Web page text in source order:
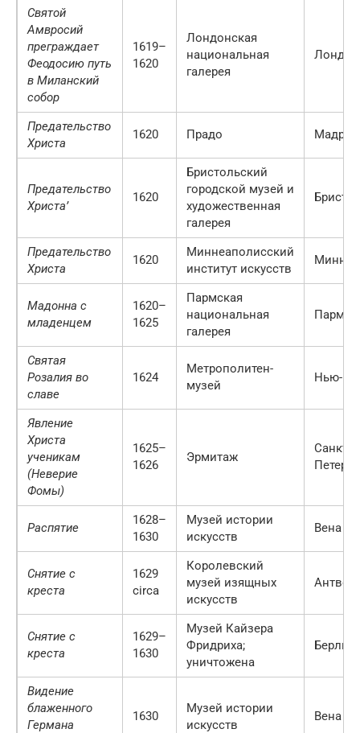
Святой
Амвросий
преграждает
Феодосию путь
в Миланский
собор
1619–
1620
Лондонская
национальная
галерея
Лондон
Предательство
Христа
1620 Прадо Мадрид
Предательство
Христа’
1620
Бристольский
городской музей и
художественная
галерея
Предательство
Христа
1620
Миннеаполисский
институт искусств
Мадонна с
младенцем
1620–
1625
Пармская
национальная
галерея
Парма
Святая
Розалия во
славе
1624
Метрополитен-
музей
Нью-
Явление
Христа
ученикам
(Неверие
Фомы)
1625–
1626
Эрмитаж
Санкт-
Распятие
1628–
1630
Музей истории
искусств
Вена
Снятие с
креста
1629
circa
Королевский
музей изящных
искусств
Снятие с
креста
1629–
1630
Музей Кайзера
Фридриха;
уничтожена
Берлин
Видение
блаженного
Германа
1630
Музей истории
искусств
Вена